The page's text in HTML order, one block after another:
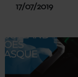
17/07/2019